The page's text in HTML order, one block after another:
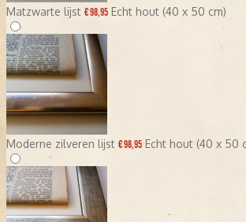
Matzwarte lijst € 98,95 Echt hout (40 x 50 cm)
Moderne zilveren lijst € 98,95 Echt hout (40 x 50